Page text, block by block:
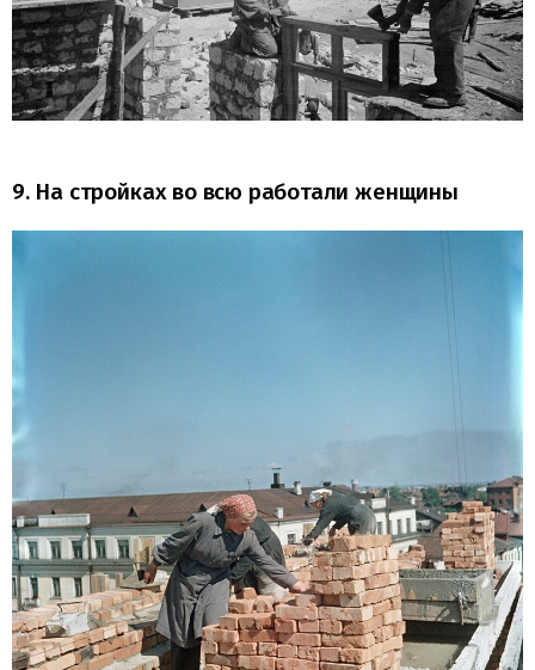
9. На стройках во всю работали женщины